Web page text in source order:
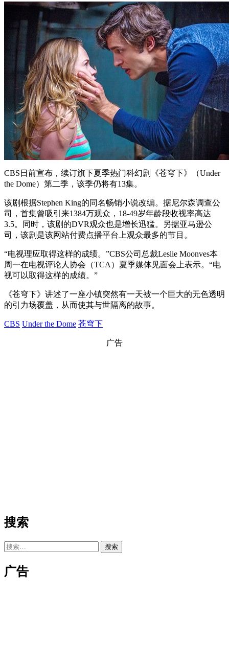
CBS日前宣布，续订旗下夏季热门科幻剧《苍穹下》（Under
the Dome）第二季，该季仍将有13集。
该剧根据Stephen King的同名畅销小说改编。据尼尔森调查公
司，首集曾吸引来1384万观众，18-49岁年龄段收视率高达
3.5。同时，该剧的DVR观众也是增长迅猛。另据亚马逊公
司，该剧是该网站付费点播平台上观众最多的节目。
“电视理应取得这样的成绩。”CBS公司总裁Leslie Moonves本
周一在电视评论人协会（TCA）夏季媒体见面会上表示。“电
视可以取得这样的成绩。”
《苍穹下》讲述了一座小镇突然有一天被一个巨大的无色透明
的引力场覆盖，从而使其与世隔离的故事。
CBS Under the Dome 苍穹下
广告
搜索
搜
广告